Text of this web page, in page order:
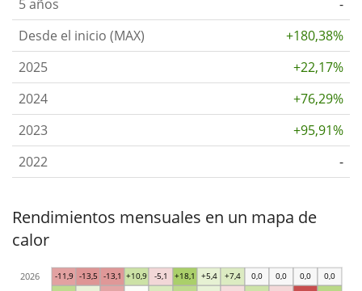
5 años
-
Desde el inicio (MAX)
+180,38%
2025
+22,17%
2024
+76,29%
2023
+95,91%
2022
-
Rendimientos mensuales en un mapa de
calor
-11,9 -13,5 -13,1 +10,9 -5,1 +18,1 +5,4 +7,4 0,0 0,0 0,0 0,0
2026